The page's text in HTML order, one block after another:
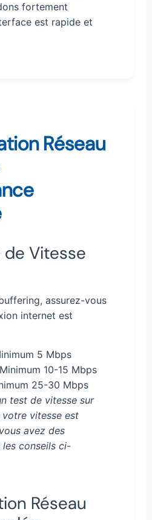
fortement
est rapide et
Réseau
de Vitesse
assurez-vous
internet est
5 Mbps
Minimum 10-15 Mbps
25-30 Mbps
test de vitesse sur
vitesse est
avez des
les conseils ci-
Réseau